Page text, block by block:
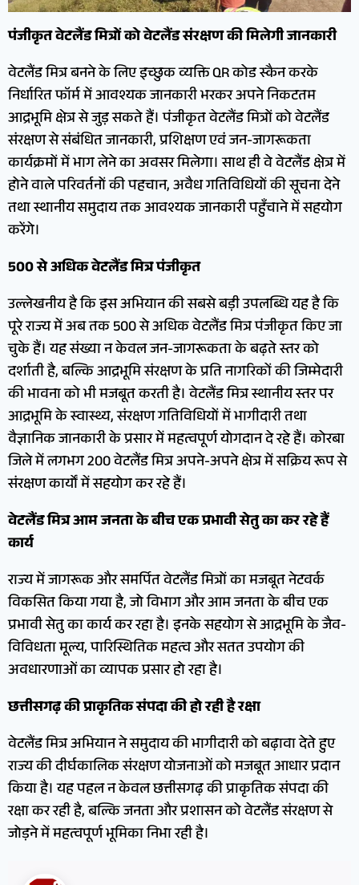
पंजीकृत वेटलैंड मित्रों को वेटलैंड संरक्षण की मिलेगी जानकारी
वेटलैंड मित्र बनने के लिए इच्छुक व्यक्ति QR कोड स्कैन करके
निर्धारित फॉर्म में आवश्यक जानकारी भरकर अपने निकटतम
आद्रभूमि क्षेत्र से जुड़ सकते हैं। पंजीकृत वेटलैंड मित्रों को वेटलैंड
संरक्षण से संबंधित जानकारी, प्रशिक्षण एवं जन-जागरूकता
कार्यक्रमों में भाग लेने का अवसर मिलेगा। साथ ही वे वेटलैंड क्षेत्र में
होने वाले परिवर्तनों की पहचान, अवैध गतिविधियों की सूचना देने
तथा स्थानीय समुदाय तक आवश्यक जानकारी पहुँचाने में सहयोग
करेंगे।
500 से अधिक वेटलैंड मित्र पंजीकृत
उल्लेखनीय है कि इस अभियान की सबसे बड़ी उपलब्धि यह है कि
पूरे राज्य में अब तक 500 से अधिक वेटलैंड मित्र पंजीकृत किए जा
चुके हैं। यह संख्या न केवल जन-जागरूकता के बढ़ते स्तर को
दर्शाती है, बल्कि आद्रभूमि संरक्षण के प्रति नागरिकों की जिम्मेदारी
की भावना को भी मजबूत करती है। वेटलैंड मित्र स्थानीय स्तर पर
आद्रभूमि के स्वास्थ्य, संरक्षण गतिविधियों में भागीदारी तथा
वैज्ञानिक जानकारी के प्रसार में महत्वपूर्ण योगदान दे रहे हैं। कोरबा
जिले में लगभग 200 वेटलैंड मित्र अपने-अपने क्षेत्र में सक्रिय रूप से
संरक्षण कार्यों में सहयोग कर रहे हैं।
वेटलैंड मित्र आम जनता के बीच एक प्रभावी सेतु का कर रहे हैं
कार्य
राज्य में जागरूक और समर्पित वेटलैंड मित्रों का मजबूत नेटवर्क
विकसित किया गया है, जो विभाग और आम जनता के बीच एक
प्रभावी सेतु का कार्य कर रहा है। इनके सहयोग से आद्रभूमि के जैव-
विविधता मूल्य, पारिस्थितिक महत्व और सतत उपयोग की
अवधारणाओं का व्यापक प्रसार हो रहा है।
छत्तीसगढ़ की प्राकृतिक संपदा की हो रही है रक्षा
वेटलैंड मित्र अभियान ने समुदाय की भागीदारी को बढ़ावा देते हुए
राज्य की दीर्घकालिक संरक्षण योजनाओं को मजबूत आधार प्रदान
किया है। यह पहल न केवल छत्तीसगढ़ की प्राकृतिक संपदा की
रक्षा कर रही है, बल्कि जनता और प्रशासन को वेटलैंड संरक्षण से
जोड़ने में महत्वपूर्ण भूमिका निभा रही है।